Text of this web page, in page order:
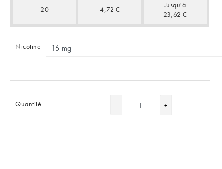
20 4,72 €
Jusqu'à
23,62 €
Nicotine
Quantité